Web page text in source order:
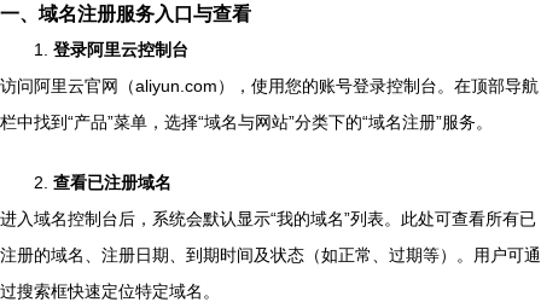
一、域名注册服务入口与查看
1. 登录阿里云控制台
访问阿里云官网（aliyun.com），使用您的账号登录控制台。在顶部导航
栏中找到“产品”菜单，选择“域名与网站”分类下的“域名注册”服务。
2. 查看已注册域名
进入域名控制台后，系统会默认显示“我的域名”列表。此处可查看所有已
注册的域名、注册日期、到期时间及状态（如正常、过期等）。用户可通
过搜索框快速定位特定域名。